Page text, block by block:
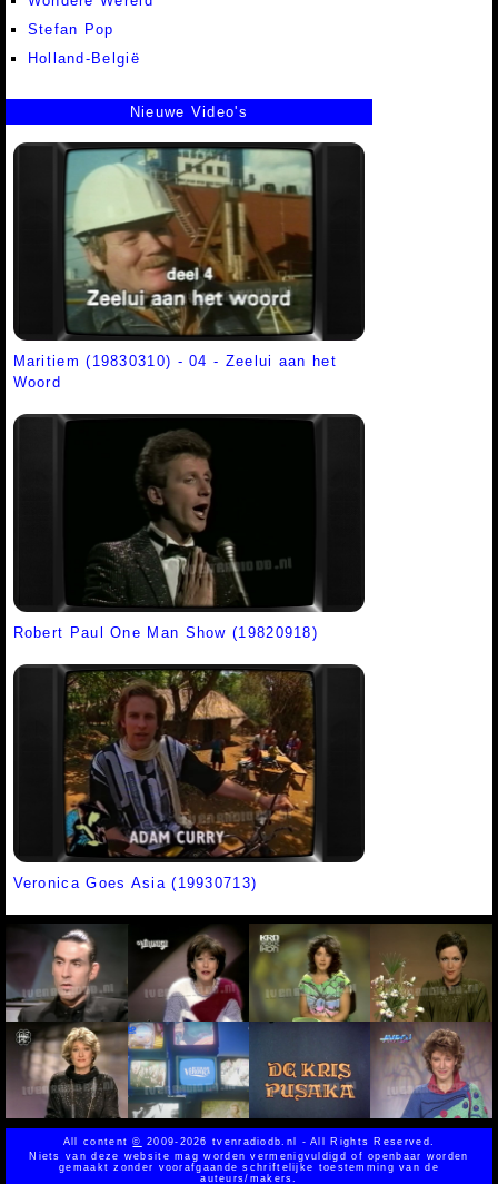
Stefan Pop
Holland-België
Nieuwe Video's
Maritiem (19830310) - 04 - Zeelui aan het
Woord
Robert Paul One Man Show (19820918)
Veronica Goes Asia (19930713)
All content© 2009-2026 tvenradiodb.nl - All Rights Reserved.
Niets van deze website mag worden vermenigvuldigd of openbaar worden
gemaakt zonder voorafgaande schriftelijke toestemming van de
auteurs/makers.